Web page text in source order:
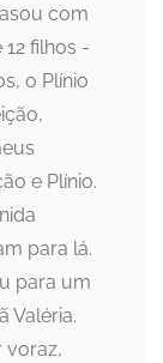
com
filhos -
o Plínio
e Plínio.
para lá.
para um
Valéria.
voraz,